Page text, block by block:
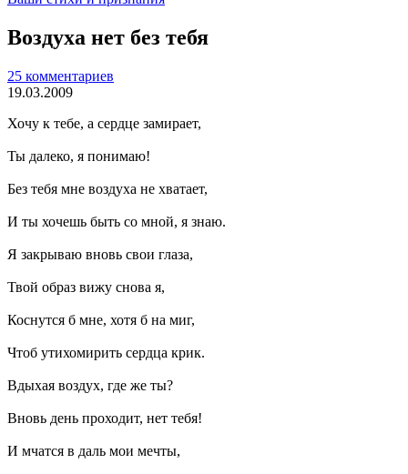
Воздуха нет без тебя
25 комментариев
19.03.2009
Хочу к тебе, а сердце замирает,
Ты далеко, я понимаю!
Без тебя мне воздуха не хватает,
И ты хочешь быть со мной, я знаю.
Я закрываю вновь свои глаза,
Твой образ вижу снова я,
Коснутся б мне, хотя б на миг,
Чтоб утихомирить сердца крик.
Вдыхая воздух, где же ты?
Вновь день проходит, нет тебя!
И мчатся в даль мои мечты,